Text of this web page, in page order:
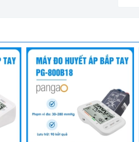
xác cao trong mỗi lần đo,
WHO giúp người dùng dễ
mạch tại nhà.​